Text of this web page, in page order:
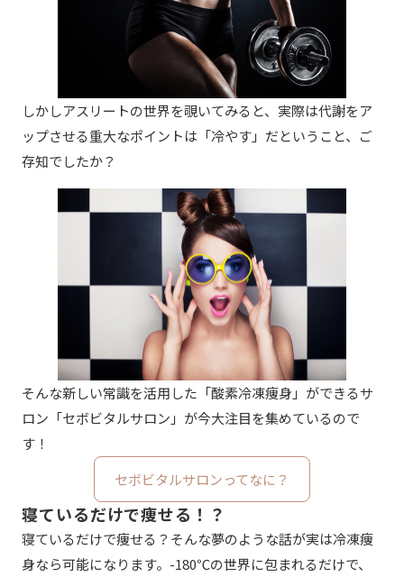
しかしアスリートの世界を覗いてみると、実際は代謝をア
ップさせる重大なポイントは「冷やす」だということ、ご
存知でしたか？
そんな新しい常識を活用した「酸素冷凍痩身」ができるサ
ロン「セボビタルサロン」が今大注目を集めているので
す！
セボビタルサロンってなに？
寝ているだけで痩せる！？
寝ているだけで痩せる？そんな夢のような話が実は冷凍痩
身なら可能になります。-180℃の世界に包まれるだけで、